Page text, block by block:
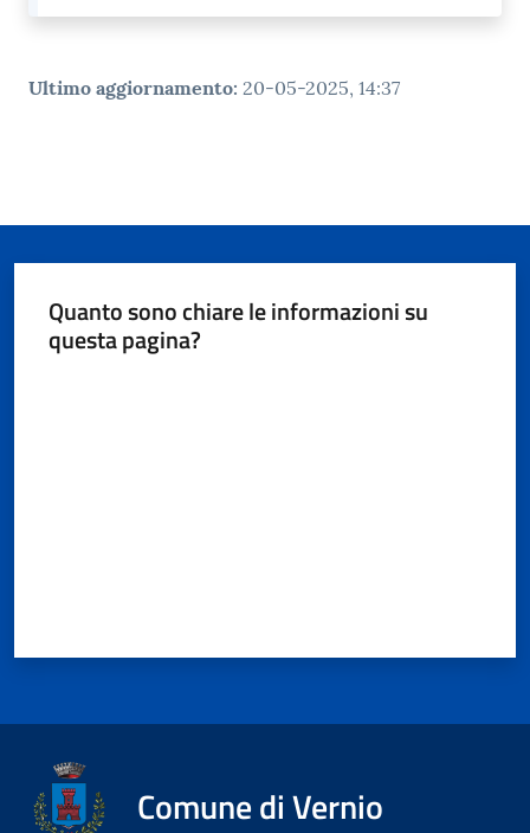
Ultimo aggiornamento: 20-05-2025, 14:37
Quanto sono chiare le informazioni su
questa pagina?
Comune di Vernio